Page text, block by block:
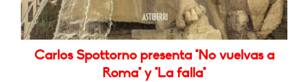
Carlos Spottorno presenta "No vuelvas a
Roma" y "La falla"